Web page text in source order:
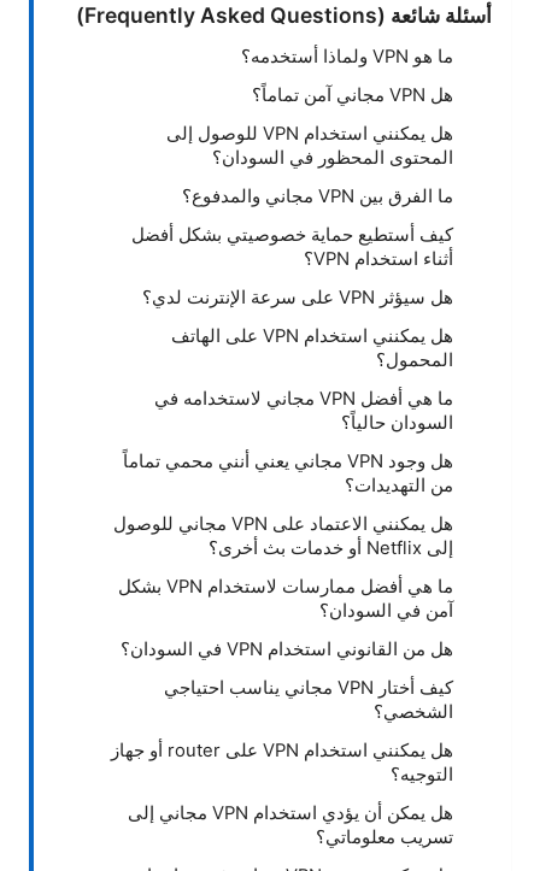
أسئلة شائعة (Frequently Asked Questions)
ما هو VPN ولماذا أستخدمه؟
هل VPN مجاني آمن تماماً؟
هل يمكنني استخدام VPN للوصول إلى
المحتوى المحظور في السودان؟
ما الفرق بين VPN مجاني والمدفوع؟
كيف أستطيع حماية خصوصيتي بشكل أفضل
أثناء استخدام VPN؟
هل سيؤثر VPN على سرعة الإنترنت لدي؟
هل يمكنني استخدام VPN على الهاتف
المحمول؟
ما هي أفضل VPN مجاني لاستخدامه في
السودان حالياً؟
هل وجود VPN مجاني يعني أنني محمي تماماً
من التهديدات؟
هل يمكنني الاعتماد على VPN مجاني للوصول
إلى Netflix أو خدمات بث أخرى؟
ما هي أفضل ممارسات لاستخدام VPN بشكل
آمن في السودان؟
هل من القانوني استخدام VPN في السودان؟
كيف أختار VPN مجاني يناسب احتياجي
الشخصي؟
هل يمكنني استخدام VPN على router أو جهاز
التوجيه؟
هل يمكن أن يؤدي استخدام VPN مجاني إلى
تسريب معلوماتي؟